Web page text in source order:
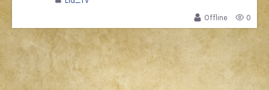
Offline
0